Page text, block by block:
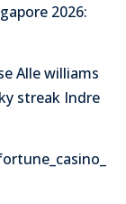
2026:
Alle williams
streak Indre